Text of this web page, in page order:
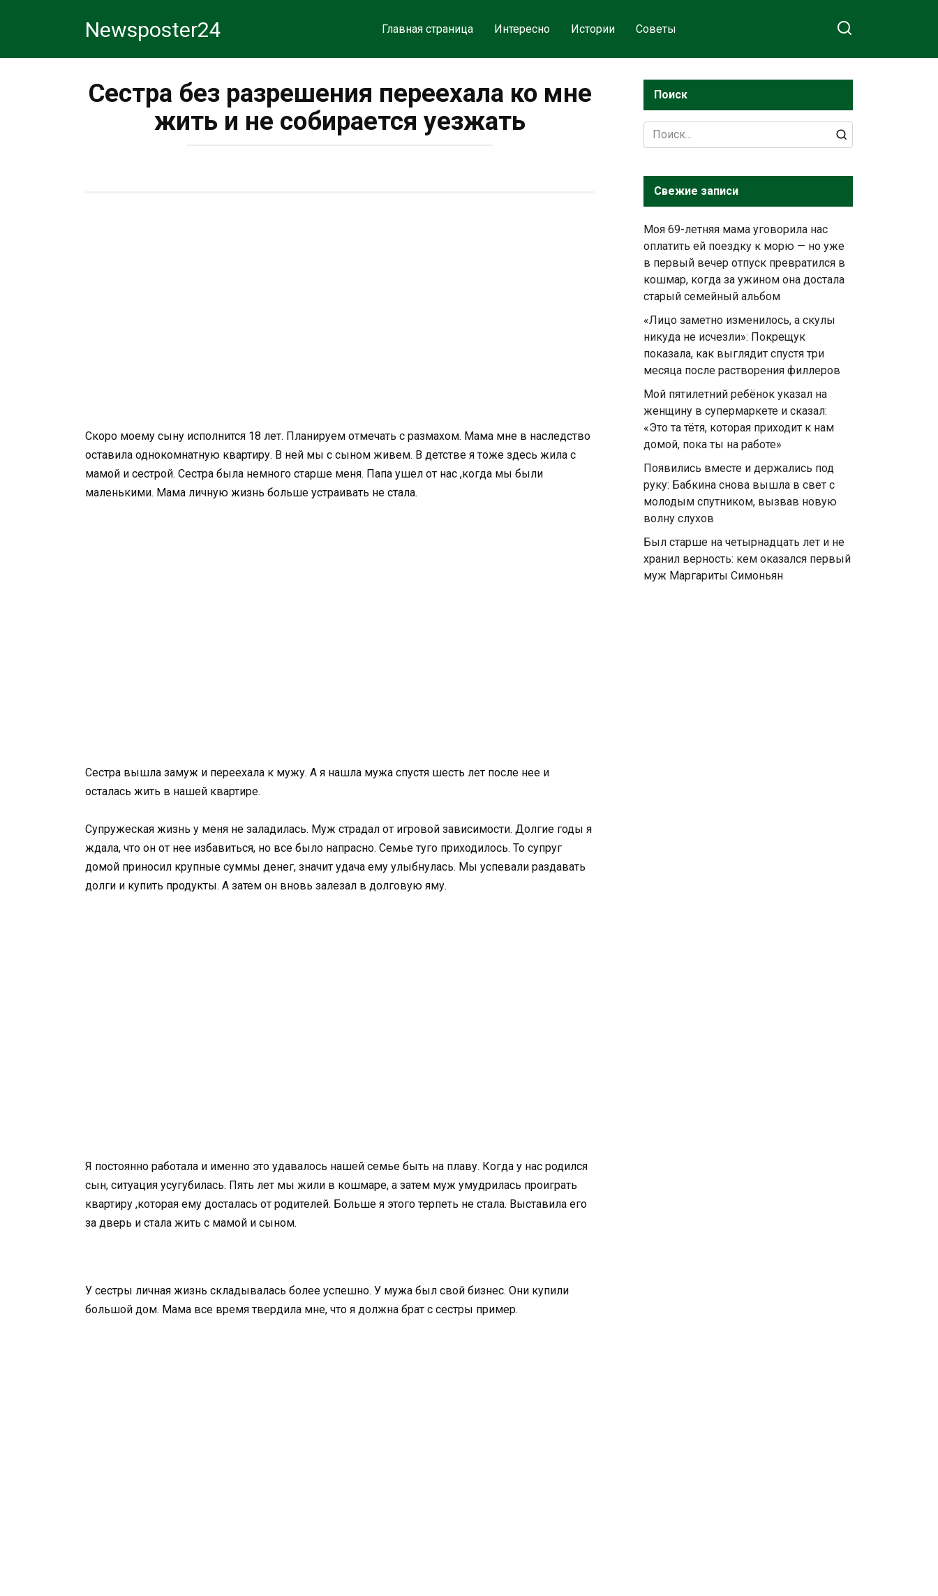
Newsposter24 Главная страница Интересно Истории Советы
Сестра без разрешения переехала ко мне
жить и не собирается уезжать
Скоро моему сыну исполнится 18 лет. Планируем отмечать с размахом. Мама мне в наследство
оставила однокомнатную квартиру. В ней мы с сыном живем. В детстве я тоже здесь жила с
мамой и сестрой. Сестра была немного старше меня. Папа ушел от нас ,когда мы были
маленькими. Мама личную жизнь больше устраивать не стала.
Сестра вышла замуж и переехала к мужу. А я нашла мужа спустя шесть лет после нее и
осталась жить в нашей квартире.
Супружеская жизнь у меня не заладилась. Муж страдал от игровой зависимости. Долгие годы я
ждала, что он от нее избавиться, но все было напрасно. Семье туго приходилось. То супруг
домой приносил крупные суммы денег, значит удача ему улыбнулась. Мы успевали раздавать
долги и купить продукты. А затем он вновь залезал в долговую яму.
Я постоянно работала и именно это удавалось нашей семье быть на плаву. Когда у нас родился
сын, ситуация усугубилась. Пять лет мы жили в кошмаре, а затем муж умудрилась проиграть
квартиру ,которая ему досталась от родителей. Больше я этого терпеть не стала. Выставила его
за дверь и стала жить с мамой и сыном.
У сестры личная жизнь складывалась более успешно. У мужа был свой бизнес. Они купили
большой дом. Мама все время твердила мне, что я должна брат с сестры пример.
Поиск
Search
for:
Свежие записи
Моя 69-летняя мама уговорила нас
оплатить ей поездку к морю — но уже
в первый вечер отпуск превратился в
кошмар, когда за ужином она достала
старый семейный альбом
«Лицо заметно изменилось, а скулы
никуда не исчезли»: Покрещук
показала, как выглядит спустя три
месяца после растворения филлеров
Мой пятилетний ребёнок указал на
женщину в супермаркете и сказал:
«Это та тётя, которая приходит к нам
домой, пока ты на работе»
Появились вместе и держались под
руку: Бабкина снова вышла в свет с
молодым спутником, вызвав новую
волну слухов
Был старше на четырнадцать лет и не
хранил верность: кем оказался первый
муж Маргариты Симоньян